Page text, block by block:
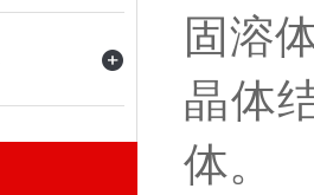
固溶
晶体
体。